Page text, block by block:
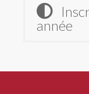
année